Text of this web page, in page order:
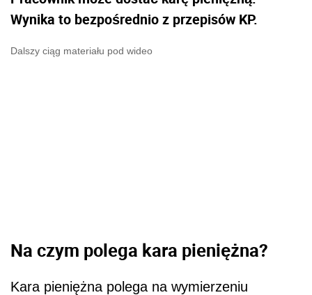
Wynika to bezpośrednio z przepisów KP.
Dalszy ciąg materiału pod wideo
Na czym polega kara pieniężna?
Kara pieniężna polega na wymierzeniu